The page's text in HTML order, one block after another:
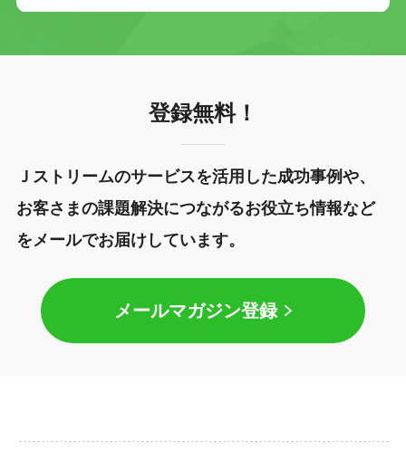
登録無料！
Ｊストリームのサービスを活用した成功事例や、
お客さまの課題解決につながるお役立ち情報など
をメールでお届けしています。
メールマガジン登録